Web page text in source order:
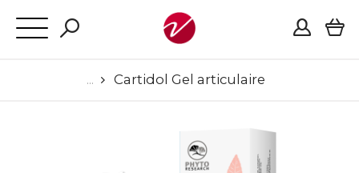
Cartidol Gel articulaire